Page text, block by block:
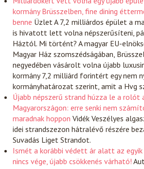
kormány Brüsszelben, fine dining
benne ÜzletA 7,2 milliárdos épület a
is hivatott lett volna népszerűsíteni,
Háztól. Mi történt? A magyar EU-
Magyar Ház szomszédságában,
negyedében vásárolt volna újabb
kormány 7,2 milliárd forintért egy nem
kormányhatározat szerint, amit a Hvg
Újabb népszerű strand húzza le a rolót
Magyarországon: erre senki nem
maradnak hoppon Vidék Veszélyes
idei strandszezon hátralévő részére
Suvadás Liget Strandot.
Ismét a korábbi védett ár alatt az
nincs vége, újabb csökkenés várható!